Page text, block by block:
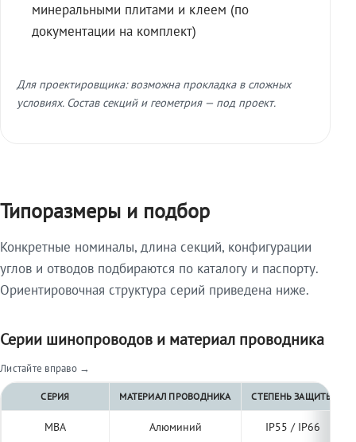
минеральными плитами и клеем (по
документации на комплект)
Для проектировщика: возможна прокладка в сложных
условиях. Состав секций и геометрия — под проект.
Типоразмеры и подбор
Конкретные номиналы, длина секций, конфигурации
углов и отводов подбираются по каталогу и паспорту.
Ориентировочная структура серий приведена ниже.
Серии шинопроводов и материал проводника
Листайте вправо →
СЕРИЯ МАТЕРИАЛ ПРОВОДНИКА СТЕПЕНЬ ЗАЩИТЫ
МВА Алюминий IP55 / IP66